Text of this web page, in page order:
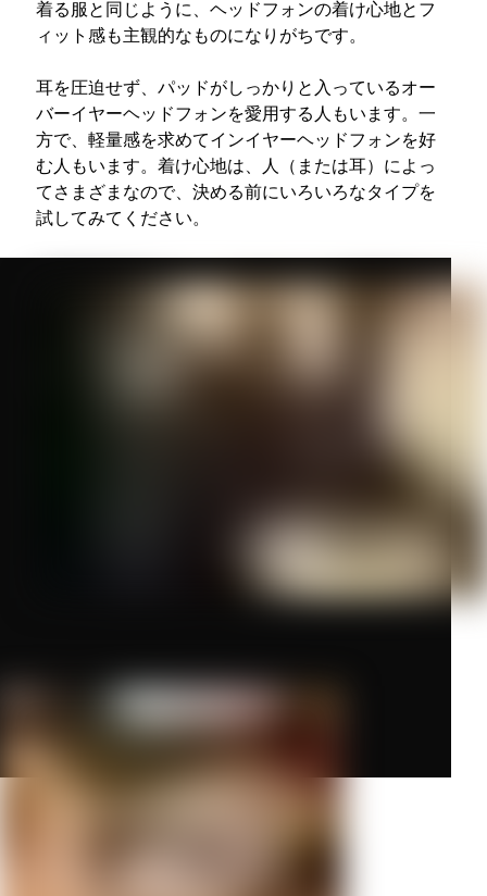
着る服と同じように、ヘッドフォンの着け心地とフ
ィット感も主観的なものになりがちです。
耳を圧迫せず、パッドがしっかりと入っているオー
バーイヤーヘッドフォンを愛用する人もいます。一
方で、軽量感を求めてインイヤーヘッドフォンを好
む人もいます。着け心地は、人（または耳）によっ
てさまざまなので、決める前にいろいろなタイプを
試してみてください。